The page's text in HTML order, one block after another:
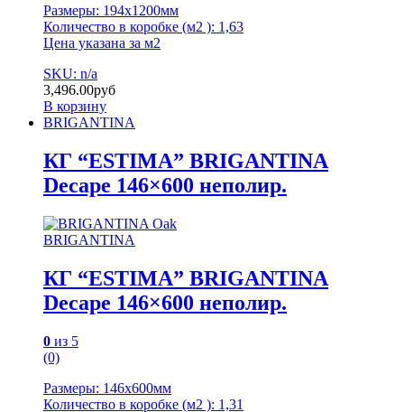
Размеры: 194х1200мм
Количество в коробке (м2 ): 1,63
Цена указана за м2
SKU: n/a
3,496.00руб
В корзину
BRIGANTINA
КГ “ESTIMA” BRIGANTINA
Decape 146×600 неполир.
BRIGANTINA
КГ “ESTIMA” BRIGANTINA
Decape 146×600 неполир.
0 из 5
(0)
Размеры: 146х600мм
Количество в коробке (м2 ): 1,31